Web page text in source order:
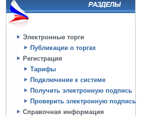
Электронные торги
Публикации о торгах
Регистрация
Тарифы
Подключение к системе
Получить электронную подпись
Проверить электронную подпись
Справочная информация